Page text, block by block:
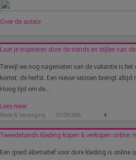
Over de auteur
Laat je inspireren door de trends en stijlen van
Terwijl we nog nagenieten van de vakantie is het
komst: de herfst. Een nieuw seizoen brengt altijd
Hoog tijd om de...
Lees meer
Mode & Verzorging 07/09/2016 4
Tweedehands kleding kopen & verkopen online:
Een goed alternatief voor dure kleding is online